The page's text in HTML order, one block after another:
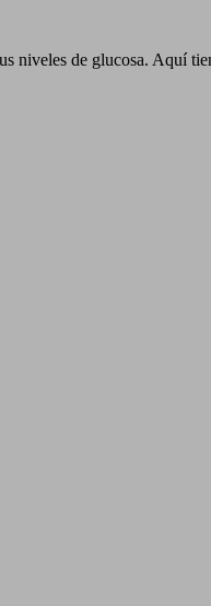
niveles de glucosa. Aquí